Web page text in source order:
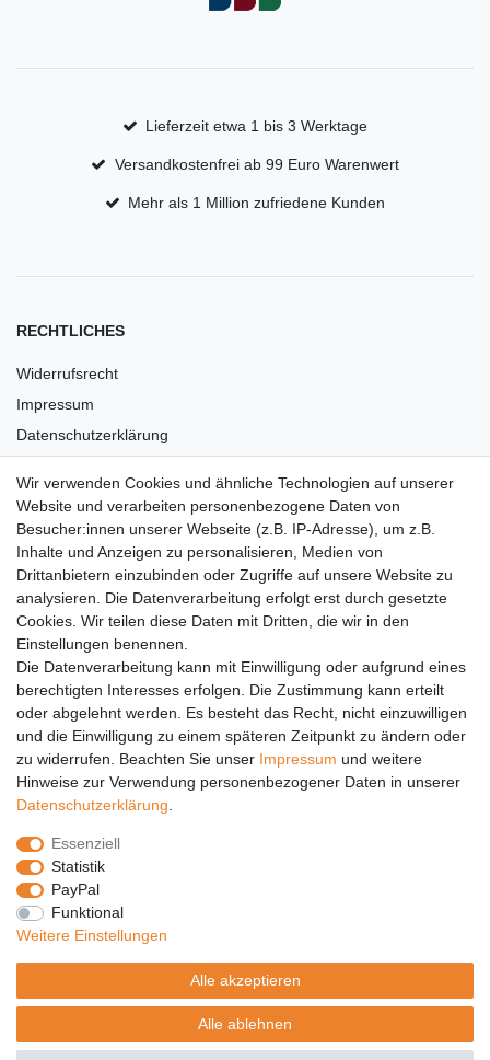
Lieferzeit etwa 1 bis 3 Werktage
Versandkostenfrei ab 99 Euro Warenwert
Mehr als 1 Million zufriedene Kunden
RECHTLICHES
Widerrufsrecht
Impressum
Datenschutzerklärung
Versandkosten
Barrierefreiheit
Anleitungen
Vertrag widerrufen
PARTNER
DHL
GLS
PaketPLUS
SPONSORING
Malchower SV 90
Malchower Wölfe
ZERTIFIKATE
Händlerbund
Trusted Shops
Wir verwenden Cookies und ähnliche Technologien auf unserer
Website und verarbeiten personenbezogene Daten von
Besucher:innen unserer Webseite (z.B. IP-Adresse), um z.B.
Inhalte und Anzeigen zu personalisieren, Medien von
Drittanbietern einzubinden oder Zugriffe auf unsere Website zu
analysieren. Die Datenverarbeitung erfolgt erst durch gesetzte
Cookies. Wir teilen diese Daten mit Dritten, die wir in den
Einstellungen benennen.
Die Datenverarbeitung kann mit Einwilligung oder aufgrund eines
berechtigten Interesses erfolgen. Die Zustimmung kann erteilt
oder abgelehnt werden. Es besteht das Recht, nicht einzuwilligen
und die Einwilligung zu einem späteren Zeitpunkt zu ändern oder
zu widerrufen. Beachten Sie unser Impressum und weitere
Hinweise zur Verwendung personenbezogener Daten in unserer
Daten­schutz­erklärung
Essenziell
Statistik
PayPal
Funktional
Weitere Einstellungen
Alle akzeptieren
Alle ablehnen